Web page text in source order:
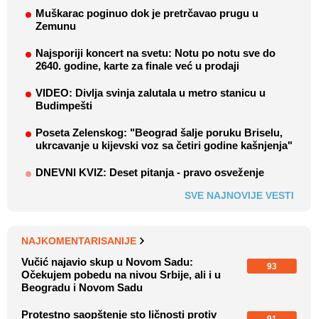
Muškarac poginuo dok je pretrčavao prugu u
Zemunu
Najsporiji koncert na svetu: Notu po notu sve do
2640. godine, karte za finale već u prodaji
VIDEO: Divlja svinja zalutala u metro stanicu u
Budimpešti
Poseta Zelenskog: "Beograd šalje poruku Briselu,
ukrcavanje u kijevski voz sa četiri godine kašnjenja"
DNEVNI KVIZ: Deset pitanja - pravo osveženje
SVE NAJNOVIJE VESTI
NAJKOMENTARISANIJE
Vučić najavio skup u Novom Sadu:
Očekujem pobedu na nivou Srbije, ali i u
Beogradu i Novom Sadu
93
Protestno saopštenje sto ličnosti protiv